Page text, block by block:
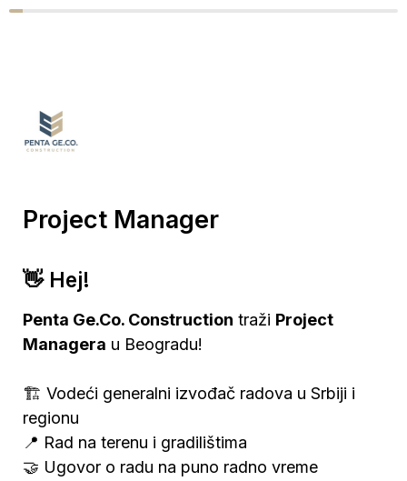
Project Manager
👋 Hej!
Penta Ge.Co. Construction traži Project
Managera u Beogradu!
🏗️ Vodeći generalni izvođač radova u Srbiji i
regionu
📍 Rad na terenu i gradilištima
🤝 Ugovor o radu na puno radno vreme